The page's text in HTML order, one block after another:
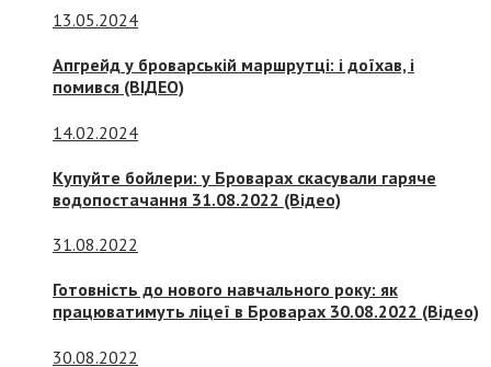
13.05.2024
Апгрейд у броварській маршрутці: і доїхав, і
помився (ВІДЕО)
14.02.2024
Купуйте бойлери: у Броварах скасували гаряче
водопостачання 31.08.2022 (Відео)
31.08.2022
Готовність до нового навчального року: як
працюватимуть ліцеї в Броварах 30.08.2022 (Відео)
30.08.2022